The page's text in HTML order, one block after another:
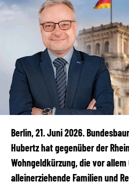
STELLENPORTAL
MEDIATHEK
Berlin, 21. Juni 2026.
Hubertz hat gegenüber der
Wohngeldkürzung, die vor
alleinerziehende Familien und